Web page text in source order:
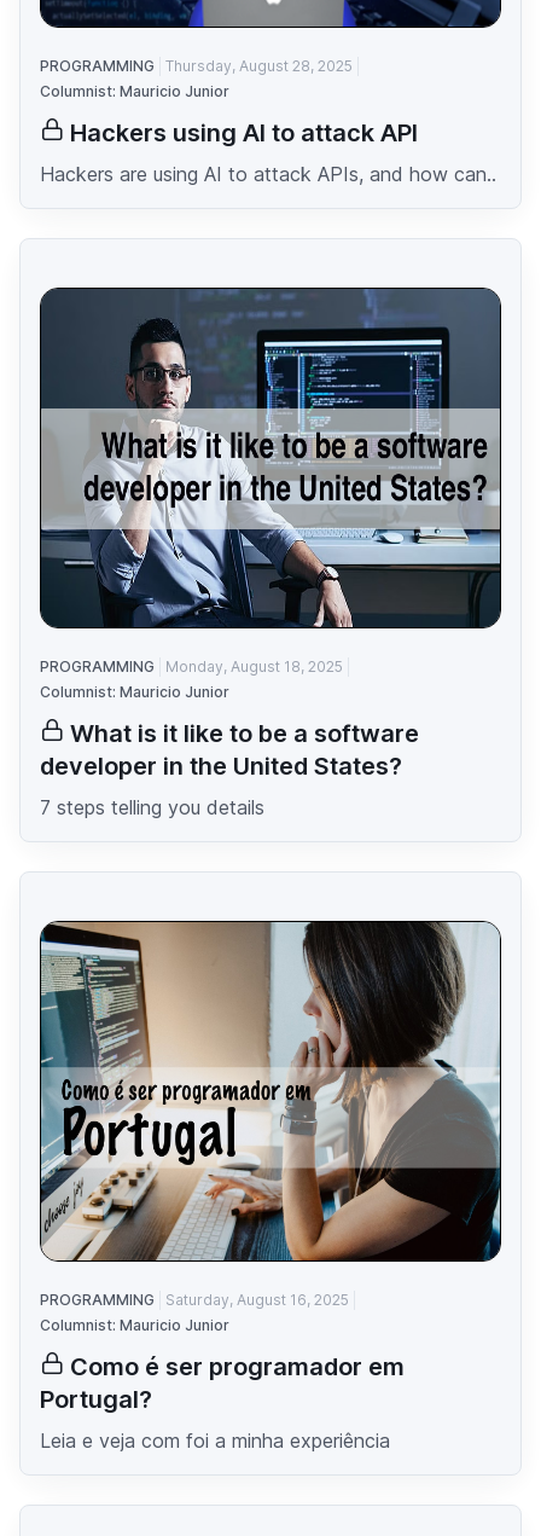
PROGRAMMING
Thursday, August 28, 2025
Columnist: Mauricio Junior
Hackers using AI to attack API
Hackers are using AI to attack APIs, and how can..
PROGRAMMING
Monday, August 18, 2025
Columnist: Mauricio Junior
What is it like to be a software
developer in the United States?
7 steps telling you details
PROGRAMMING
Saturday, August 16, 2025
Columnist: Mauricio Junior
Como é ser programador em
Portugal?
Leia e veja com foi a minha experiência